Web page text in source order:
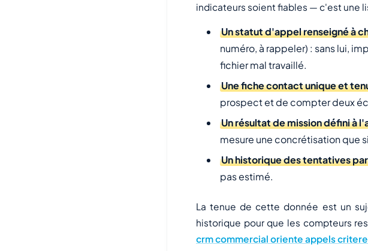
indicateurs soient fiables — c'est une
Un statut d'appel renseigné à
numéro, à rappeler) : sans lui,
fichier mal travaillé.
Une fiche contact unique et
prospect et de compter deux
Un résultat de mission défini à
mesure une concrétisation que
Un historique des tentatives
pas estimé.
La tenue de cette donnée est un
historique pour que les compteurs
crm commercial oriente appels